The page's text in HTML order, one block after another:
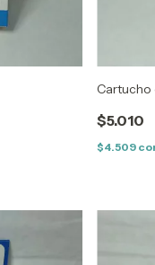
Cartucho
$5.010
$4.509